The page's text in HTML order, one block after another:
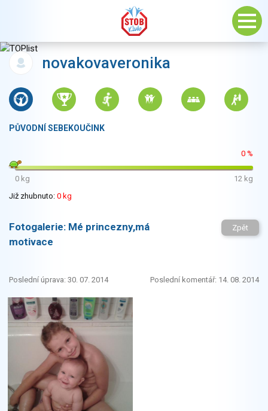
novakovaveronika
PŮVODNÍ SEBEKOUČINK
0 %
0 kg
12 kg
Již zhubnuto: 0 kg
Fotogalerie: Mé princezny,má
motivace
Zpět
Poslední úprava: 30. 07. 2014 Poslední komentář: 14. 08. 2014